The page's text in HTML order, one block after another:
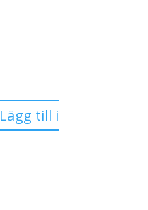
Lägg till i